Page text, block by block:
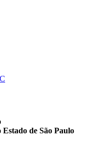
de São Paulo